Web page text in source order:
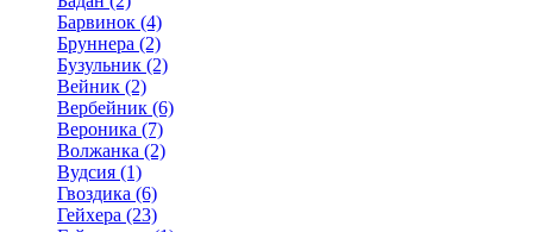
Барвинок (4)
Бруннера (2)
Бузульник (2)
Вейник (2)
Вербейник (6)
Вероника (7)
Волжанка (2)
Вудсия (1)
Гвоздика (6)
Гейхера (23)